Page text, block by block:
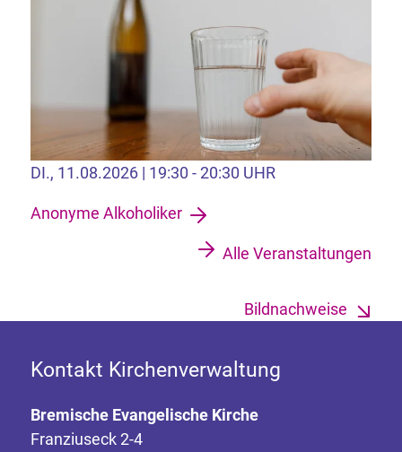
DI., 11.08.2026 | 19:30 - 20:30 UHR
Anonyme Alkoholiker
Alle Veranstaltungen
Bildnachweise
Kontakt Kirchenverwaltung
Bremische Evangelische Kirche
Franziuseck 2-4